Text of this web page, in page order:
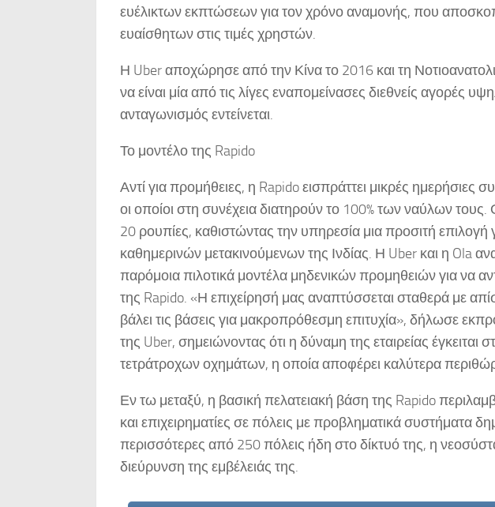
ευέλικτων εκπτώσεων για τον χρόνο αναμονής, που
ευαίσθητων στις τιμές χρηστών.
Η Uber αποχώρησε από την Κίνα το 2016 και τη
να είναι μία από τις λίγες εναπομείνασες διεθνείς αγορές
ανταγωνισμός εντείνεται.
Το μοντέλο της Rapido
Αντί για προμήθειες, η Rapido εισπράττει μικρές
οι οποίοι στη συνέχεια διατηρούν το 100% των ναύλων τους.
20 ρουπίες, καθιστώντας την υπηρεσία μια προσιτή επιλογή
καθημερινών μετακινούμενων της Ινδίας. Η Uber και η Ola
παρόμοια πιλοτικά μοντέλα μηδενικών προμηθειών για να
της Rapido. «Η επιχείρησή μας αναπτύσσεται σταθερά με
βάλει τις βάσεις για μακροπρόθεσμη επιτυχία», δήλωσε
της Uber, σημειώνοντας ότι η δύναμη της εταιρείας έγκειται
τετράτροχων οχημάτων, η οποία αποφέρει καλύτερα
Εν τω μεταξύ, η βασική πελατειακή βάση της Rapido
και επιχειρηματίες σε πόλεις με προβληματικά συστήματα
περισσότερες από 250 πόλεις ήδη στο δίκτυό της, η
διεύρυνση της εμβέλειάς της.